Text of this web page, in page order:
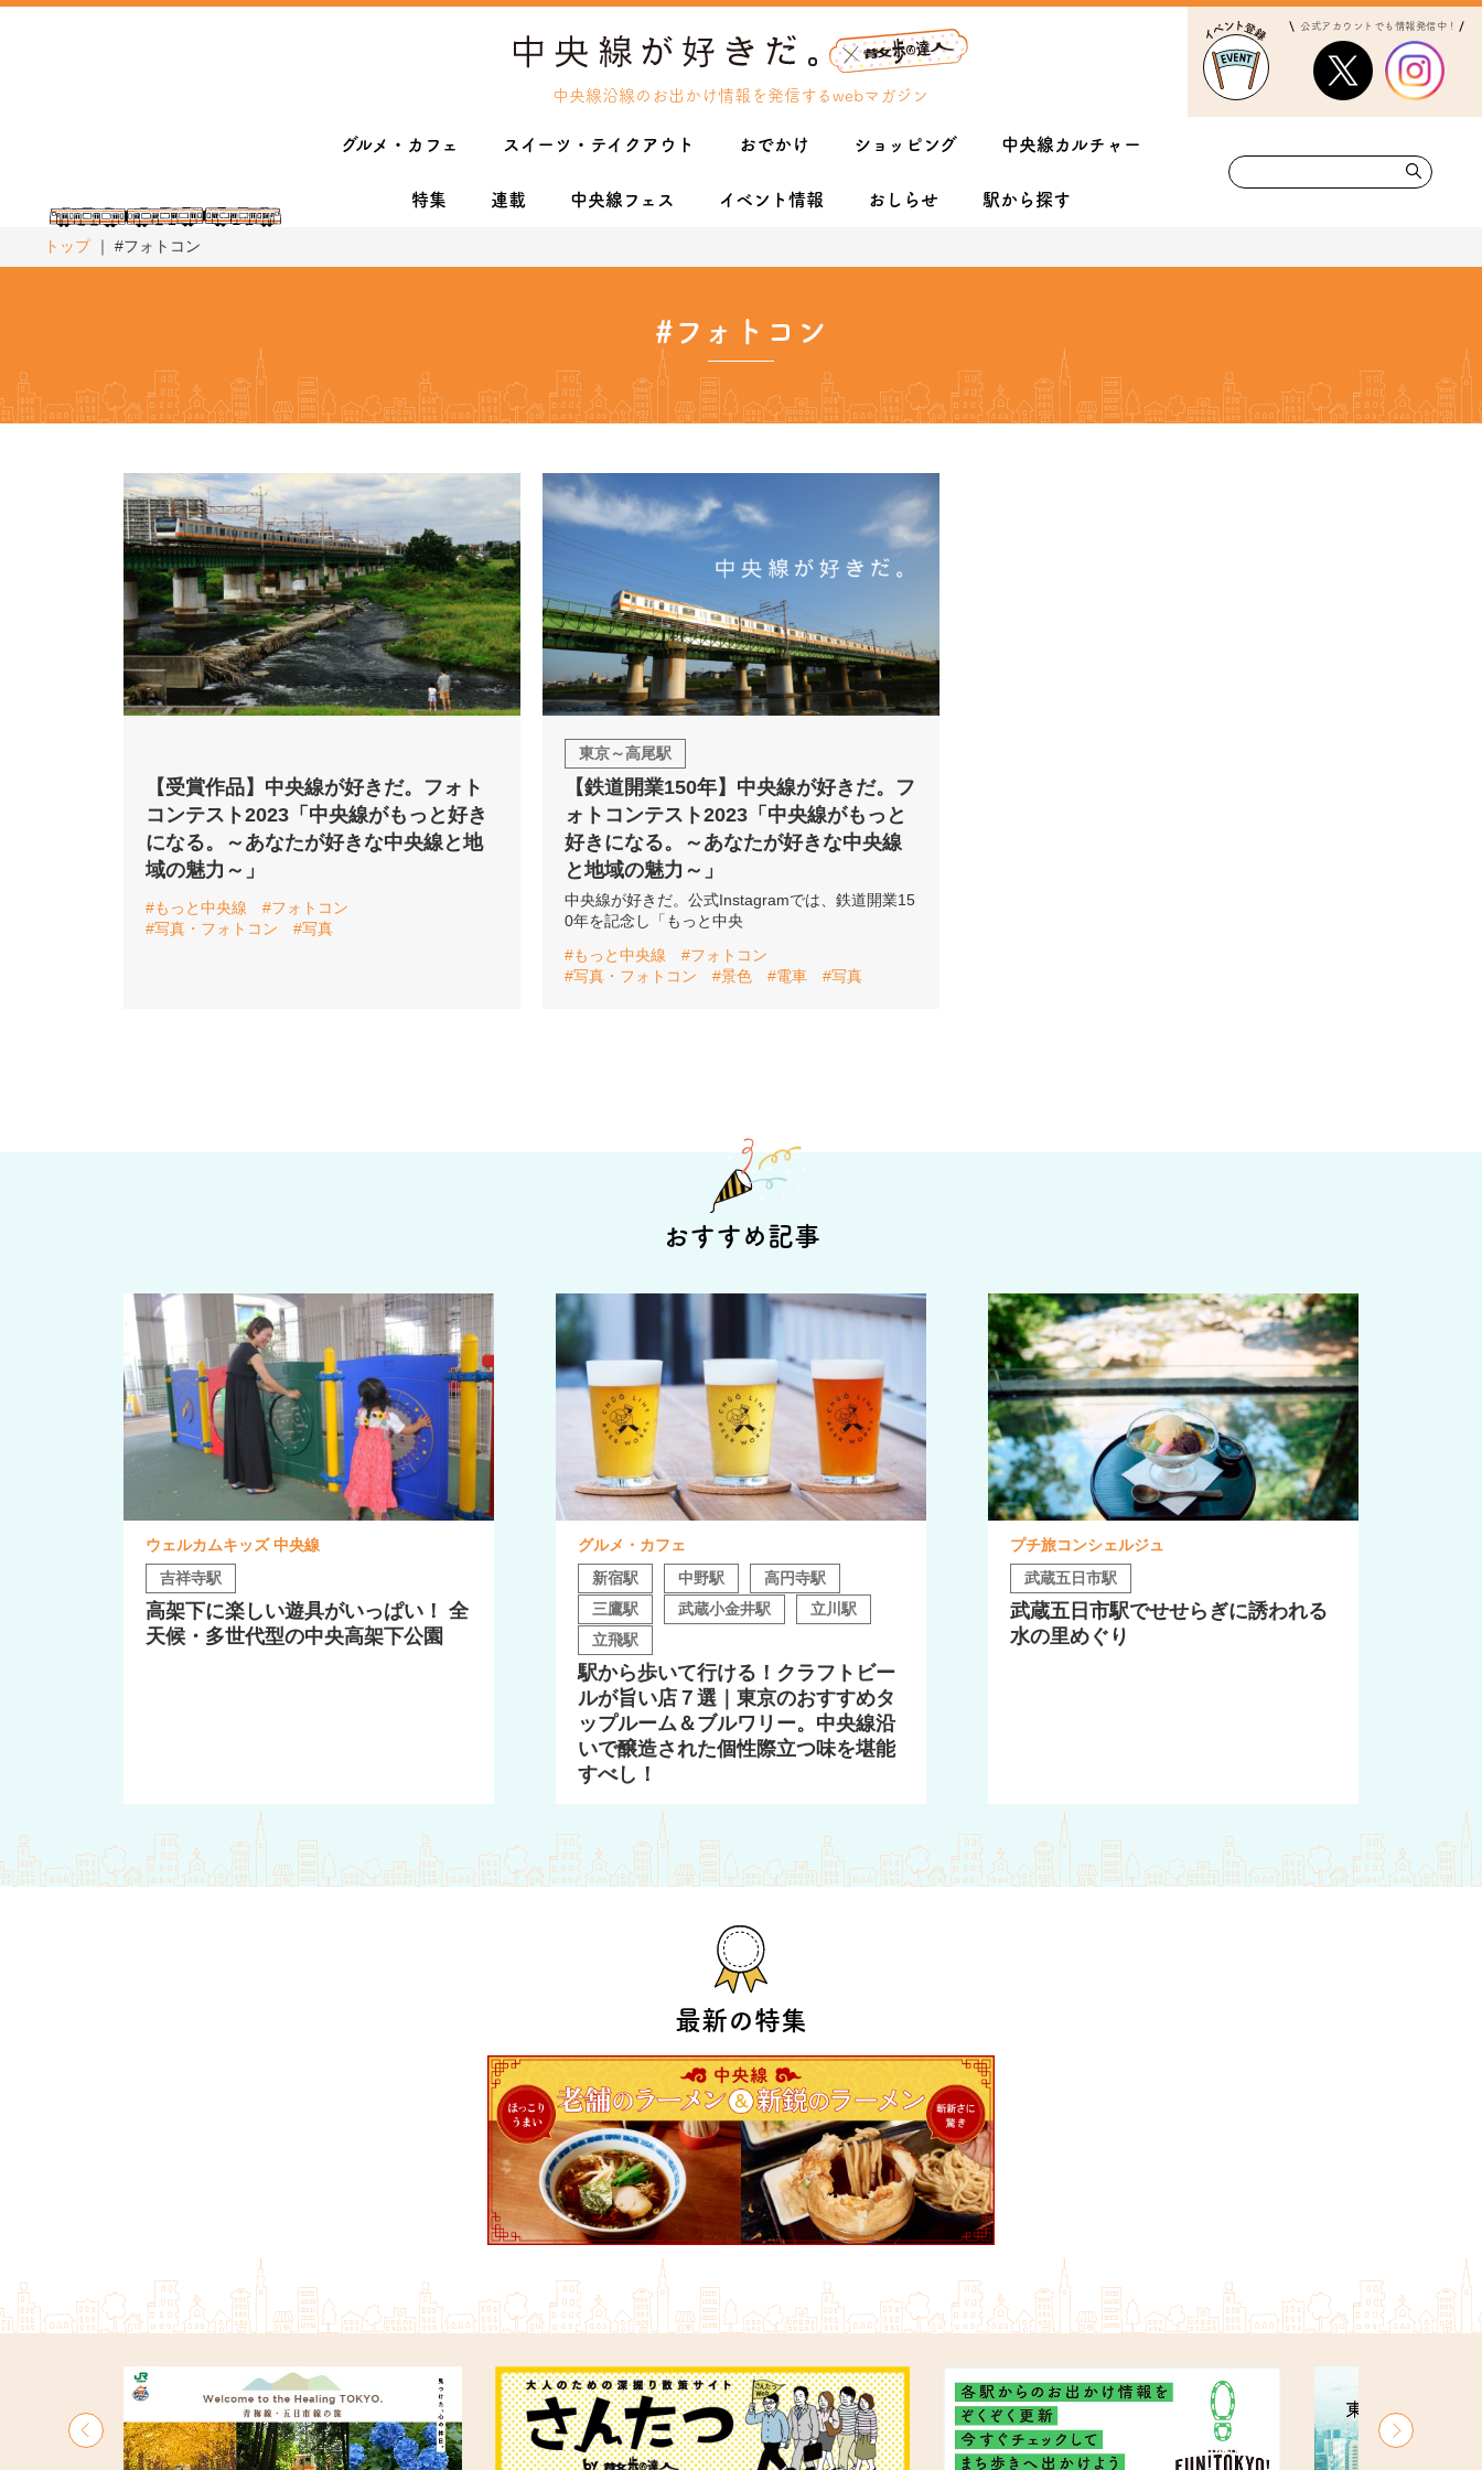
中央線沿線のお出かけ情報を発信するwebマガジン
公式アカウントでも情報発信中！
グルメ・カフェ スイーツ・テイクアウト おでかけ ショッピング 中央線カルチャー
特集 連載 中央線フェス イベント情報 おしらせ 駅から探す
トップ #フォトコン
#フォトコン
【受賞作品】中央線が好きだ。フォト
コンテスト2023「中央線がもっと好き
になる。～あなたが好きな中央線と地
域の魅力～」
#もっと中央線
#フォトコン
#写真・フォトコン
#写真
東京～高尾駅
【鉄道開業150年】中央線が好きだ。フ
ォトコンテスト2023「中央線がもっと
好きになる。～あなたが好きな中央線
と地域の魅力～」
中央線が好きだ。公式Instagramでは、鉄道開業15
0年を記念し「もっと中央
#もっと中央線
#フォトコン
#写真・フォトコン
#景色 #電車 #写真
おすすめ記事
ウェルカムキッズ 中央線
吉祥寺駅
高架下に楽しい遊具がいっぱい！ 全
天候・多世代型の中央高架下公園
グルメ・カフェ
新宿駅
中野駅
高円寺駅
三鷹駅
武蔵小金井駅
立川駅
立飛駅
駅から歩いて行ける！クラフトビー
ルが旨い店７選｜東京のおすすめタ
ップルーム＆ブルワリー。中央線沿
いで醸造された個性際立つ味を堪能
すべし！
プチ旅コンシェルジュ
武蔵五日市駅
武蔵五日市駅でせせらぎに誘われる
水の里めぐり
最新の特集